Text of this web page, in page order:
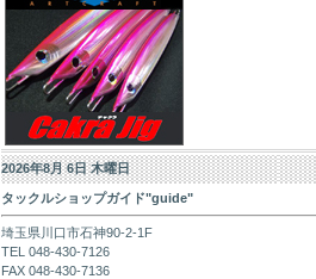
2026年8月 6日 木曜日
タックルショップガイド"guide"
埼玉県川口市石神90-2-1F
TEL 048-430-7126
FAX 048-430-7136